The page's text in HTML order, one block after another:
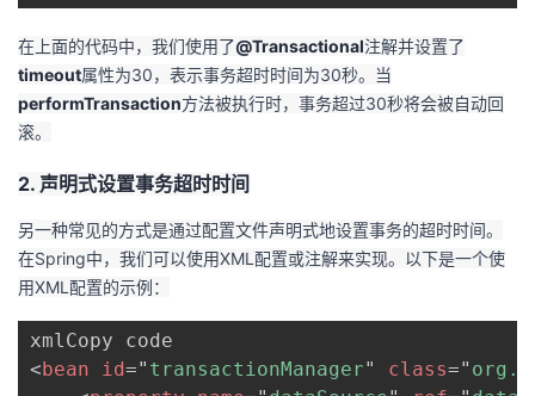
学
堂
课
程
的
认
我
的
我
持
我
术
支
持
云
声
建
在上面的代码中，我们使用了@Transactional注解并设置了
timeout属性为30，表示事务超时时间为30秒。当
performTransaction方法被执行时，事务超过30秒将会被自动回
滚。
2. 声明式设置事务超时时间
另一种常见的方式是通过配置文件声明式地设置事务的超时时间。
在Spring中，我们可以使用XML配置或注解来实现。以下是一个使
用XML配置的示例：
<bean id=" transactionManager" class="